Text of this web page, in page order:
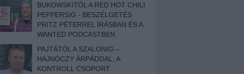
BUKOWSKITÓL A RED HOT CHILI
PEPPERSIG - BESZÉLGETÉS
PRITZ PÉTERREL ÍRÁSBAN ÉS A
WANTED PODCASTBEN
PAJTÁTÓL A SZALONIG –
HAJNÓCZY ÁRPÁDDAL, A
KONTROLL CSOPORT